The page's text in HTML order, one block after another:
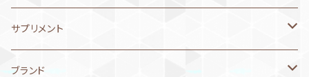
3月11日～20日
3月1日～10日
バッグ
バッジ
arena アリーナ
MIZUNO ミズノ
arena アリーナ
ボール
バンド
VIEW
レースキャップ
arena アリーナ
2WAYキャップ
ポロシャツ
コート・アウター
AQUASPHERE アクアスフィア
リュック・バックパック
AddElm
ベネクス
サプリメント
エネルギーチャージ
ブランド